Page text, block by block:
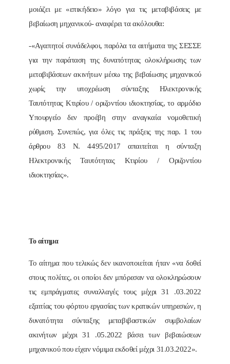
μοιάζει με «επικήδειο» λόγο για τις μεταβιβάσεις με
βεβαίωση μηχανικού- αναφέρει τα ακόλουθα:
-«Αγαπητοί συνάδελφοι, παρόλα τα αιτήματα της ΣΕΣΣΕ
για την παράταση της δυνατότητας ολοκλήρωσης των
μεταβιβάσεων ακινήτων μέσω της βεβαίωσης μηχανικού
χωρίς την υποχρέωση σύνταξης Ηλεκτρονικής
Ταυτότητας Κτιρίου / οριζοντίου ιδιοκτησίας, το αρμόδιο
Υπουργείο δεν προέβη στην αναγκαία νομοθετική
ρύθμιση. Συνεπώς, για όλες τις πράξεις της παρ. 1 του
άρθρου 83 Ν. 4495/2017 απαιτείται η σύνταξη
Ηλεκτρονικής Ταυτότητας Κτιρίου / Οριζοντίου
ιδιοκτησίας».
Το αίτημα
Το αίτημα που τελικώς δεν ικανοποιείται ήταν «να δοθεί
στους πολίτες, οι οποίοι δεν μπόρεσαν να ολοκληρώσουν
τις εμπράγματες συναλλαγές τους μέχρι 31 .03.2022
εξαιτίας του φόρτου εργασίας των κρατικών υπηρεσιών, η
δυνατότητα σύνταξης μεταβιβαστικών συμβολαίων
ακινήτων μέχρι 31 .05.2022 βάσει των βεβαιώσεων
μηχανικού που είχαν νόμιμα εκδοθεί μέχρι 31.03.2022».